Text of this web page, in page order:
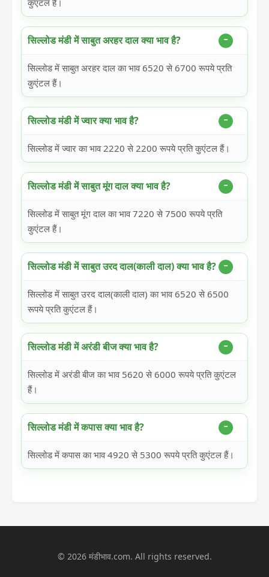
कुएंटल हैं।
सिल्लोड मंडी में साबुत अरहर दाल क्या भाव है?
सिल्लोड में साबुत अरहर दाल का भाव 6520 से 6700 रूपये प्रति
कुएंटल हैं।
सिल्लोड मंडी में ज्वार क्या भाव है?
सिल्लोड में ज्वार का भाव 2220 से 2200 रूपये प्रति कुएंटल हैं।
सिल्लोड मंडी में साबुत मूंग दाल क्या भाव है?
सिल्लोड में साबुत मूंग दाल का भाव 7220 से 7500 रूपये प्रति
कुएंटल हैं।
सिल्लोड मंडी में साबुत उरद दाल(काली दाल) क्या भाव है?
सिल्लोड में साबुत उरद दाल(काली दाल) का भाव 6520 से 6500
रूपये प्रति कुएंटल हैं।
सिल्लोड मंडी में अरंडी बीज क्या भाव है?
सिल्लोड में अरंडी बीज का भाव 5620 से 6000 रूपये प्रति कुएंटल
हैं।
सिल्लोड मंडी में कपास क्या भाव है?
सिल्लोड में कपास का भाव 4920 से 5300 रूपये प्रति कुएंटल हैं।
© 2026 मंडीभाव.com. All rights reserved.